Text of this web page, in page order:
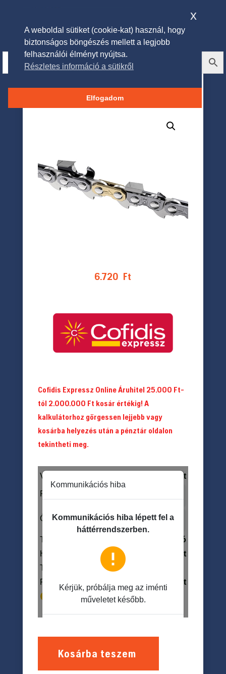
Fűrészlánc 325″ 1.3mm 56
szem X-CUT
6.720 Ft
Cofidis Expressz Online Áruhitel 25.000 Ft-
tól 2.000.000 Ft kosár értékig! A
kalkulátorhoz görgessen lejjebb vagy
kosárba helyezés után a pénztár oldalon
tekintheti meg.
Kosárba teszem
A weboldal sütiket (cookie-kat) használ, hogy
biztonságos böngészés mellett a legjobb
felhasználói élményt nyújtsa.
Részletes információ a sütikről
Elfogadom
x